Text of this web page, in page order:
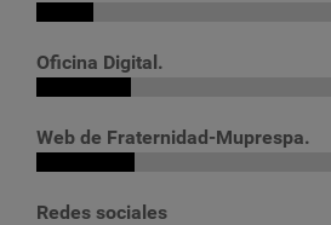
Oficina Digital.
Web de Fraternidad-Muprespa.
Redes sociales